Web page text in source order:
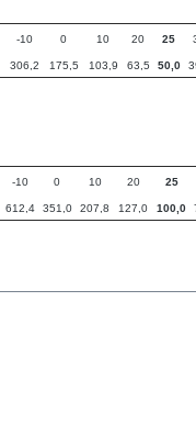
-10 0 10 20 25
306,2 175,5 103,9 63,5 50,0
-10 0 10 20 25
612,4 351,0 207,8 127,0 100,0